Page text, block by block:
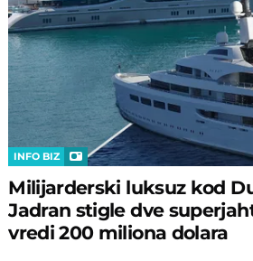
INFO BIZ
Milijarderski luksuz kod
Jadran stigle dve
vredi 200 miliona dolara